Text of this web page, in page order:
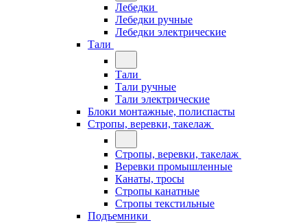
Лебедки
Лебедки ручные
Лебедки электрические
Тали
Тали
Тали ручные
Тали электрические
Блоки монтажные, полиспасты
Стропы, веревки, такелаж
Стропы, веревки, такелаж
Веревки промышленные
Канаты, тросы
Стропы канатные
Стропы текстильные
Подъемники